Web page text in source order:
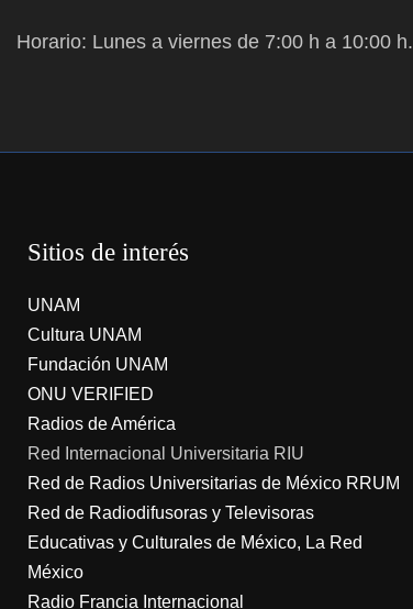
Horario: Lunes a viernes de 7:00 h a 10:00 h.
Sitios de interés
UNAM
Cultura UNAM
Fundación UNAM
ONU VERIFIED
Radios de América
Red Internacional Universitaria RIU
Red de Radios Universitarias de México RRUM
Red de Radiodifusoras y Televisoras
Educativas y Culturales de México, La Red
México
Radio Francia Internacional